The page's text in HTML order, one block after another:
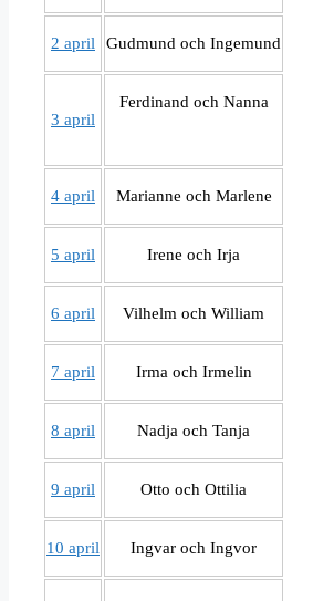
2 april Gudmund och Ingemund
3 april
Ferdinand och Nanna
4 april Marianne och Marlene
5 april Irene och Irja
6 april Vilhelm och William
7 april Irma och Irmelin
8 april Nadja och Tanja
9 april Otto och Ottilia
10 april Ingvar och Ingvor